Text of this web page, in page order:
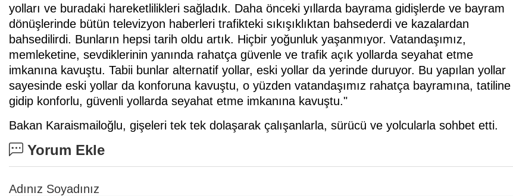
yolları ve buradaki hareketlilikleri sağladık. Daha önceki yıllarda bayrama gidişlerde ve bayram
dönüşlerinde bütün televizyon haberleri trafikteki sıkışıklıktan bahsederdi ve kazalardan
bahsedilirdi. Bunların hepsi tarih oldu artık. Hiçbir yoğunluk yaşanmıyor. Vatandaşımız,
memleketine, sevdiklerinin yanında rahatça güvenle ve trafik açık yollarda seyahat etme
imkanına kavuştu. Tabii bunlar alternatif yollar, eski yollar da yerinde duruyor. Bu yapılan yollar
sayesinde eski yollar da konforuna kavuştu, o yüzden vatandaşımız rahatça bayramına, tatiline
gidip konforlu, güvenli yollarda seyahat etme imkanına kavuştu."
Bakan Karaismailoğlu, gişeleri tek tek dolaşarak çalışanlarla, sürücü ve yolcularla sohbet etti.
Yorum Ekle
Adınız Soyadınız